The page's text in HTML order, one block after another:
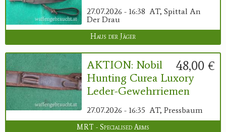
27.07.2026 - 16:38 AT, Spittal An
Der Drau
Haus der Jäger
48,00 €
AKTION: Nobil
Hunting Curea Luxory
Leder-Gewehrriemen
27.07.2026 - 16:35 AT, Pressbaum
MRT - Specialised Arms